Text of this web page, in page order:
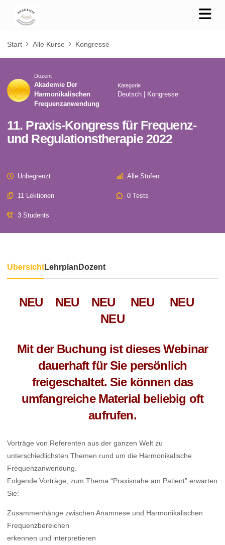
Start Alle Kurse Kongresse
Dozent
Akademie Der
Harmonikalischen
Frequenzanwendung
Kategorie
Deutsch Kongresse
11. Praxis-Kongress für Frequenz-
und Regulationstherapie 2022
Unbegrenzt Alle Stufen
11 Lektionen 0 Tests
3 Students
ÜbersichtLehrplan Dozent
NEU NEU NEU NEU NEU
NEU
Mit der Buchung ist dieses Webinar
dauerhaft für Sie persönlich
freigeschaltet. Sie können das
umfangreiche Material beliebig oft
aufrufen.
Vorträge von Referenten aus der ganzen Welt zu
unterschiedlichsten Themen rund um die Harmonikalische
Frequenzanwendung.
Folgende Vorträge, zum Thema “Praxisnahe am Patient” erwarten
Sie:
Zusammenhänge zwischen Anamnese und Harmonikalischen
Frequenzbereichen
erkennen und interpretieren